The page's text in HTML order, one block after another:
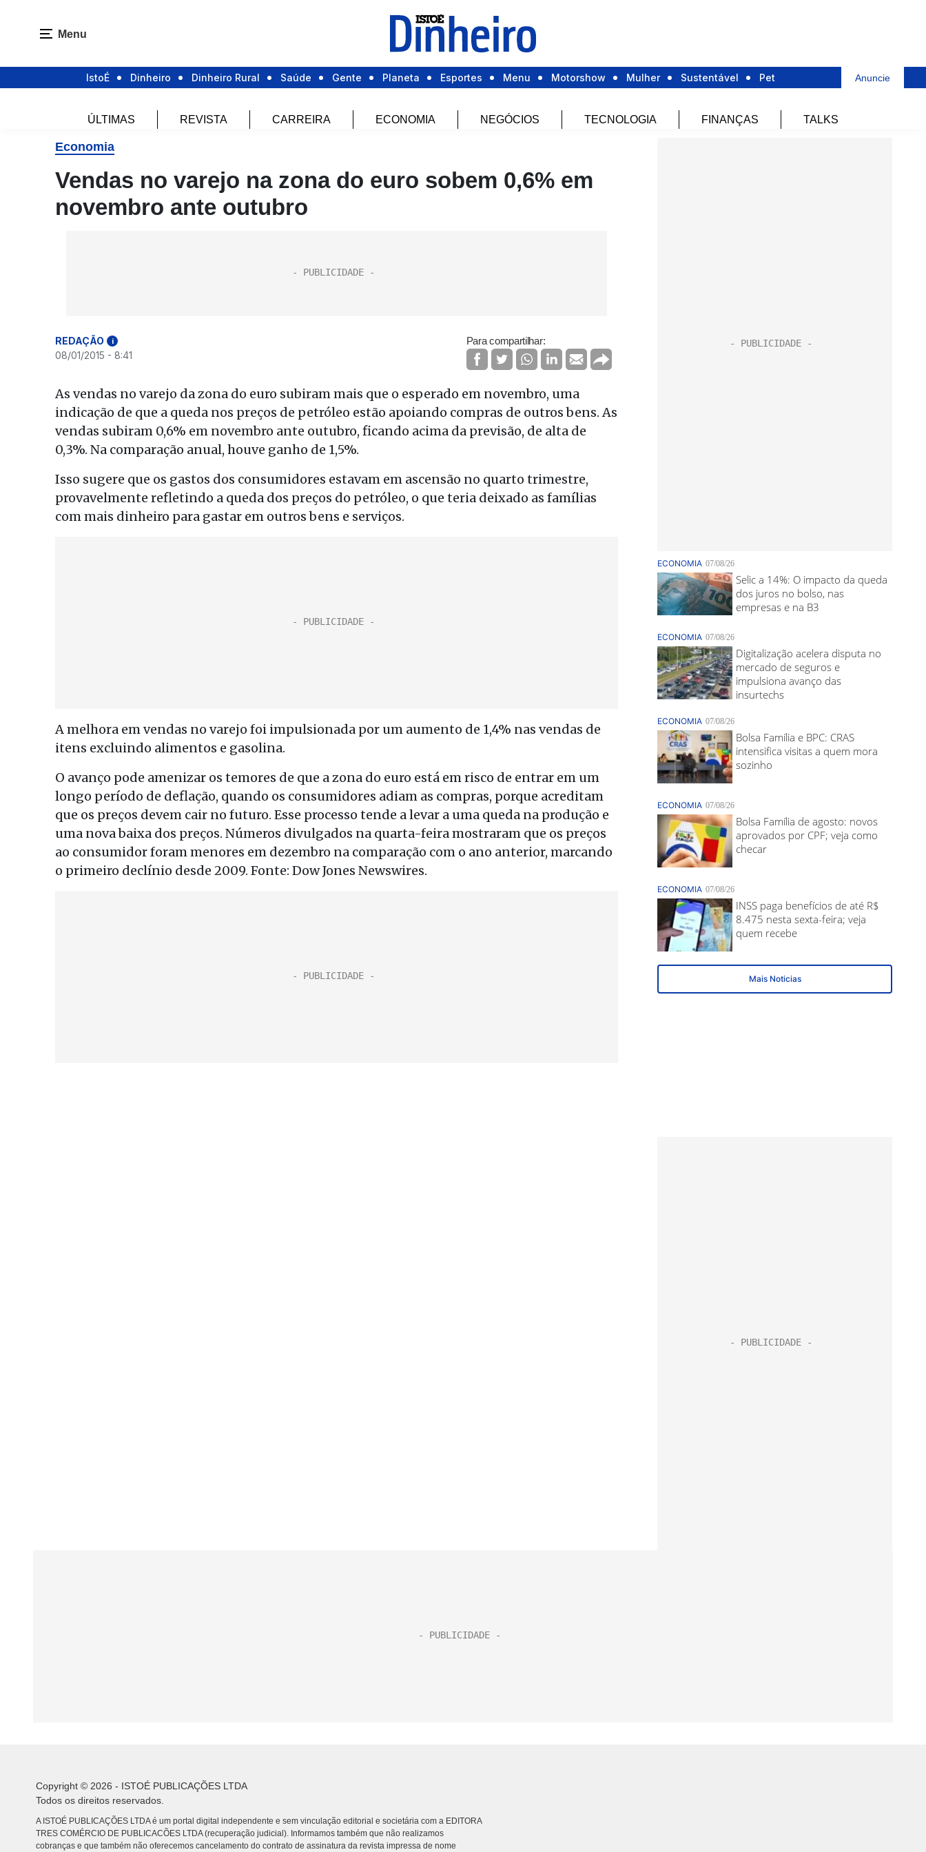
Menu
IstoÉ Dinheiro Dinheiro Rural Saúde Gente Planeta Esportes Menu Motorshow Mulher Sustentável Pet Anuncie
ÚLTIMAS REVISTA CARREIRA ECONOMIA NEGÓCIOS TECNOLOGIA FINANÇAS TALKS
Economia
Vendas no varejo na zona do euro sobem 0,6% em
novembro ante outubro
REDAÇÃO i
08/01/2015 - 8:41
Para compartilhar:
As vendas no varejo da zona do euro subiram mais que o esperado em novembro, uma
indicação de que a queda nos preços de petróleo estão apoiando compras de outros bens. As
vendas subiram 0,6% em novembro ante outubro, ficando acima da previsão, de alta de
0,3%. Na comparação anual, houve ganho de 1,5%.
Isso sugere que os gastos dos consumidores estavam em ascensão no quarto trimestre,
provavelmente refletindo a queda dos preços do petróleo, o que teria deixado as famílias
com mais dinheiro para gastar em outros bens e serviços.
A melhora em vendas no varejo foi impulsionada por um aumento de 1,4% nas vendas de
itens excluindo alimentos e gasolina.
O avanço pode amenizar os temores de que a zona do euro está em risco de entrar em um
longo período de deflação, quando os consumidores adiam as compras, porque acreditam
que os preços devem cair no futuro. Esse processo tende a levar a uma queda na produção e
uma nova baixa dos preços. Números divulgados na quarta-feira mostraram que os preços
ao consumidor foram menores em dezembro na comparação com o ano anterior, marcando
o primeiro declínio desde 2009. Fonte: Dow Jones Newswires.
Copyright © 2026 - ISTOÉ PUBLICAÇÕES LTDA
Todos os direitos reservados.
A ISTOÉ PUBLICAÇÕES LTDA é um portal digital independente e sem vinculação editorial e societária com a EDITORA
TRES COMÉRCIO DE PUBLICACÕES LTDA (recuperação judicial). Informamos também que não realizamos
cobranças e que também não oferecemos cancelamento do contrato de assinatura da revista impressa de nome